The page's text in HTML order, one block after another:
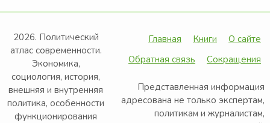
2026. Политический
атлас современности.
Экономика,
социология, история,
внешняя и внутренняя
политика, особенности
функционирования
Главная Книги
О сайте
Обратная связь
Сокращения
Представленная информация
адресована не только экспертам,
политикам и журналистам,